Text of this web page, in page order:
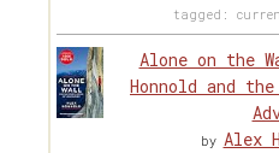
tagged:
Alone on the
Honnold and
by Alex